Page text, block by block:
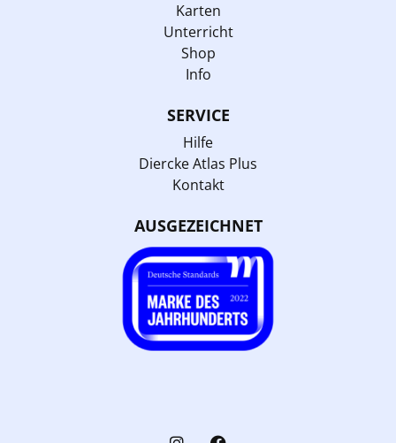
Karten
Unterricht
Shop
Info
SERVICE
Hilfe
Diercke Atlas Plus
Kontakt
AUSGEZEICHNET